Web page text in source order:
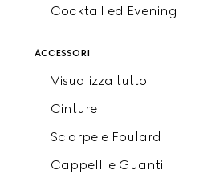
Cocktail ed Evening
accessori
Visualizza tutto
Cinture
Sciarpe e Foulard
Cappelli e Guanti